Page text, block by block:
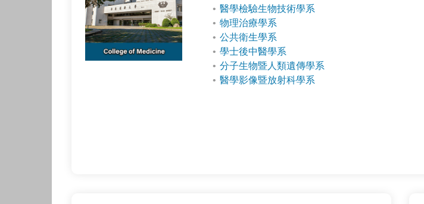
醫學檢驗生物技術學系
物理治療學系
公共衛生學系
學士後中醫學系
分子生物暨人類遺傳學系
醫學影像暨放射科學系